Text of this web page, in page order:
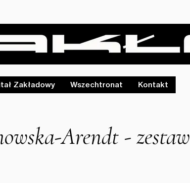
Zakładowy Wszechtronat Kontakt
Arendt - zestaw